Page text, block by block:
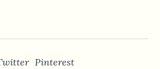
Pinterest